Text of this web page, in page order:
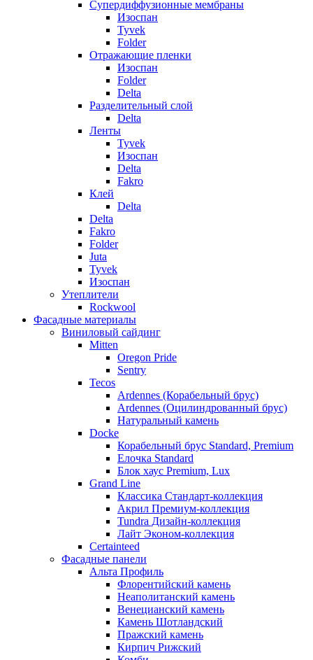
Супердиффузионные мембраны
Изоспан
Tyvek
Folder
Отражающие пленки
Изоспан
Folder
Delta
Разделительный слой
Delta
Ленты
Tyvek
Изоспан
Delta
Fakro
Клей
Delta
Delta
Fakro
Folder
Juta
Tyvek
Изоспан
Утеплители
Rockwool
Фасадные материалы
Виниловый сайдинг
Mitten
Oregon Pride
Sentry
Tecos
Ardennes (Корабельный брус)
Ardennes (Оцилиндрованный брус)
Натуральный камень
Docke
Корабельный брус Standard, Premium
Елочка Standard
Блок хаус Premium, Lux
Grand Line
Классика Стандарт-коллекция
Акрил Премиум-коллекция
Tundra Дизайн-коллекция
Лайт Эконом-коллекция
Certainteed
Фасадные панели
Альта Профиль
Флорентийский камень
Неаполитанский камень
Венецианский камень
Камень Шотландский
Пражский камень
Кирпич Рижский